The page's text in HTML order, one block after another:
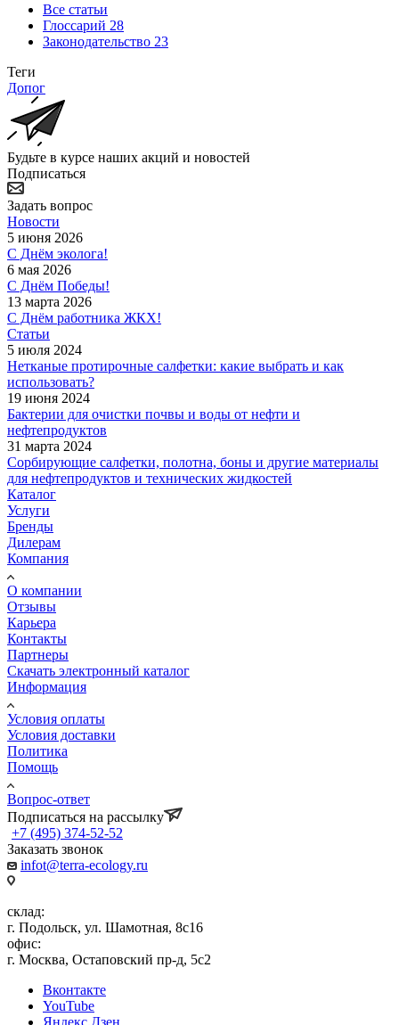
Все статьи
Глоссарий 28
Законодательство 23
Теги
Допог
Будьте в курсе наших акций и новостей
Подписаться
Задать вопрос
Новости
5 июня 2026
С Днём эколога!
6 мая 2026
С Днём Победы!
13 марта 2026
С Днём работника ЖКХ!
Статьи
5 июля 2024
Нетканые протирочные салфетки: какие выбрать и как
использовать?
19 июня 2024
Бактерии для очистки почвы и воды от нефти и
нефтепродуктов
31 марта 2024
Сорбирующие салфетки, полотна, боны и другие материалы
для нефтепродуктов и технических жидкостей
Каталог
Услуги
Бренды
Дилерам
Компания
О компании
Отзывы
Карьера
Контакты
Партнеры
Скачать электронный каталог
Информация
Условия оплаты
Условия доставки
Политика
Помощь
Вопрос-ответ
Подписаться на рассылку
+7 (495) 374-52-52
Заказать звонок
infot@terra-ecology.ru
склад:
г. Подольск, ул. Шамотная, 8с16
офис:
г. Москва, Остаповский пр-д, 5с2
Вконтакте
YouTube
Яндекс.Дзен